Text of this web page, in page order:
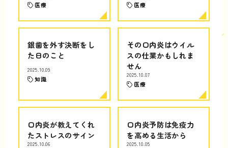
医療 医療
銀歯を外す決断をし
た日のこと
2025.10.09
知識
その口内炎はウイル
スの仕業かもしれま
せん
2025.10.07
医療
口内炎が教えてくれ
たストレスのサイン
2025.10.06
口内炎予防は免疫力
を高める生活から
2025.10.05